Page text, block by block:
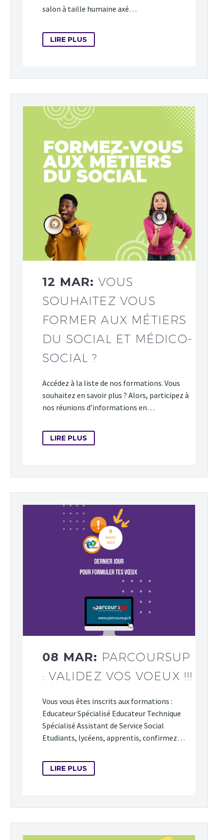
salon à taille humaine axé…
LIRE PLUS
12 MAR: VOUS
SOUHAITEZ VOUS
FORMER AUX MÉTIERS
DU SOCIAL ET MÉDICO-
SOCIAL ?
Accédez à la liste de nos formations. Vous
souhaitez en savoir plus ? Alors, participez à
nos réunions d’informations en…
LIRE PLUS
08 MAR: PARCOURSUP
: VALIDEZ VOS VOEUX !!!
Vous vous êtes inscrits aux formations :
Educateur Spécialisé Educateur Technique
Spécialisé Assistant de Service Social
Etudiants, lycéens, apprentis, confirmez…
LIRE PLUS